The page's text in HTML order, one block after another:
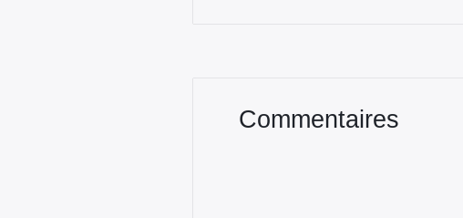
Commentaires